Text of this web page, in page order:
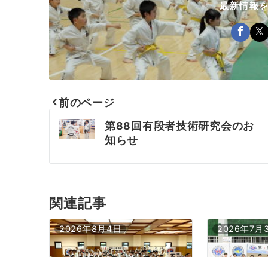
最新情報
投
稿
ビ
ゲ
ー
前のページ
第88回有段者技術研究会のお
知らせ
関連記事
2026年8月4日 2026年7月